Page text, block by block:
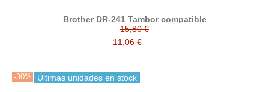
Brother DR-241 Tambor compatible
15,80 €
11,06 €
-30% Últimas unidades en stock